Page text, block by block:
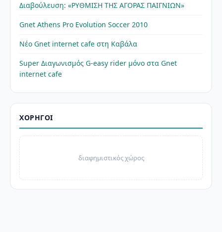
Διαβούλευση: «ΡΥΘΜΙΣΗ ΤΗΣ ΑΓΟΡΑΣ ΠΑΙΓΝΙΩΝ»
Gnet Athens Pro Evolution Soccer 2010
Νέο Gnet internet cafe στη Καβάλα
Super Διαγωνισμός G-easy rider μόνο στα Gnet
internet cafe
ΧΟΡΗΓΟΊ
διαφημιστικός χώρος